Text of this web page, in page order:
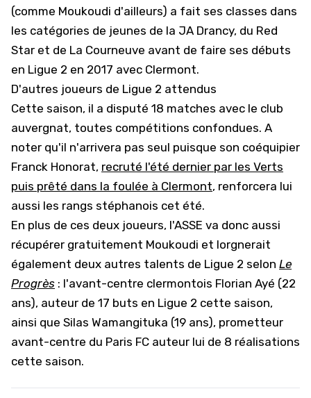
(comme Moukoudi d'ailleurs) a fait ses classes dans
les catégories de jeunes de la JA Drancy, du Red
Star et de La Courneuve avant de faire ses débuts
en Ligue 2 en 2017 avec Clermont.
D'autres joueurs de Ligue 2 attendus
Cette saison, il a disputé 18 matches avec le club
auvergnat, toutes compétitions confondues. A
noter qu'il n'arrivera pas seul puisque son coéquipier
Franck Honorat, recruté l'été dernier par les Verts
puis prêté dans la foulée à Clermont, renforcera lui
aussi les rangs stéphanois cet été.
En plus de ces deux joueurs, l'ASSE va donc aussi
récupérer gratuitement Moukoudi et lorgnerait
également deux autres talents de Ligue 2 selon Le
Progrès : l'avant-centre clermontois Florian Ayé (22
ans), auteur de 17 buts en Ligue 2 cette saison,
ainsi que Silas Wamangituka (19 ans), prometteur
avant-centre du Paris FC auteur lui de 8 réalisations
cette saison.